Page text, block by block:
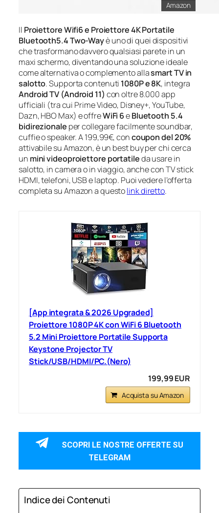
Amazon
Il Proiettore Wifi6 e Proiettore 4K Portatile
Bluetooth5.4 Two-Wayè uno di quei dispositivi
che trasformano davvero qualsiasi parete in un
maxi schermo, diventando una soluzione ideale
come alternativa o complemento allasmart TV in
salotto. Supporta contenuti 1080P e 8K, integra
Android TV (Android 11) con oltre 8.000 app
ufficiali (tra cui Prime Video, Disney+, YouTube,
Dazn, HBO Max) e offreWiFi 6eBluetooth 5.4
bidirezionale per collegare facilmente soundbar,
cuffie o speaker. A 199,99€, concoupon del 20%
attivabile su Amazon, è un best buy per chi cerca
un mini videoproiettore portatileda usare in
salotto, in camera o in viaggio, anche con TV stick
HDMI, telefoni, USB e laptop. Puoi vedere l’offerta
completa su Amazon a questolink diretto.
[App integrata & 2026 Upgraded]
Proiettore 1080P 4K con WiFi 6 Bluetooth
5.2 Mini Proiettore Portatile Supporta
Keystone Projector TV
Stick/USB/HDMI/PC.(Nero)
199,99 EUR
Acquista su Amazon
SCOPRI LE NOSTRE OFFERTE SU
TELEGRAM
Indice dei Contenuti